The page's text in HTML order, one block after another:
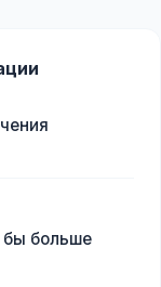
бы больше